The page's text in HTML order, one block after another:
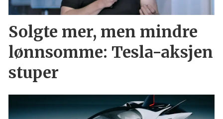
Solgte mer, men mindre
lønnsomme: Tesla-aksjen
stuper